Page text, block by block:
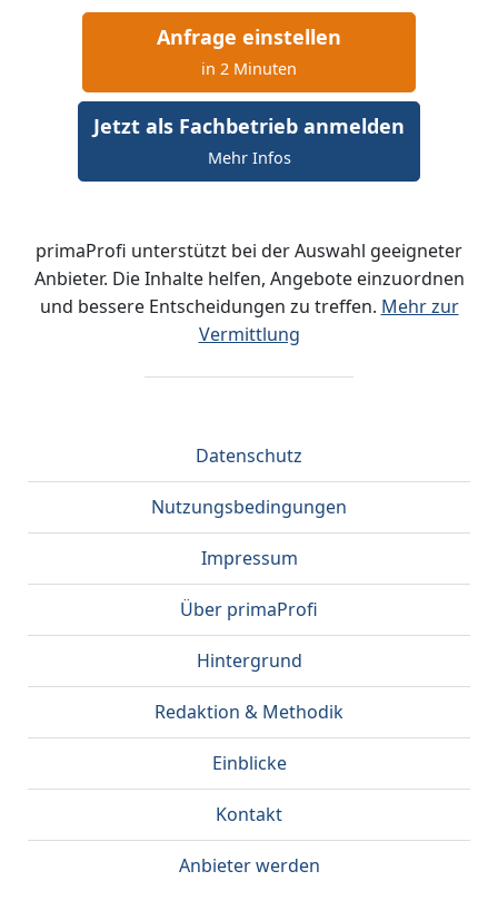
Anfrage einstellen
in 2 Minuten
Jetzt als Fachbetrieb anmelden
Mehr Infos
primaProfi unterstützt bei der Auswahl geeigneter
Anbieter. Die Inhalte helfen, Angebote einzuordnen
und bessere Entscheidungen zu treffen. Mehr zur
Vermittlung
Datenschutz
Nutzungsbedingungen
Impressum
Über primaProfi
Hintergrund
Redaktion & Methodik
Einblicke
Kontakt
Anbieter werden